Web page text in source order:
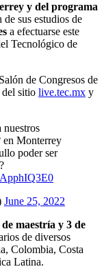
y del programa
sus estudios de
a efectuarse este
Tecnológico de
de Congresos de
sitio live.tec.mx y
nuestros
en Monterrey
poder ser
June 25, 2022
maestría y 3 de
de diversos
Colombia, Costa
Latina.